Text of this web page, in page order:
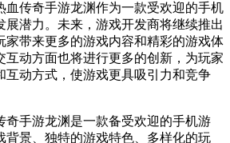
血传奇手游龙渊作为一款受欢迎的手机
展潜力。未来，游戏开发商将继续推出
家带来更多的游戏内容和精彩的游戏体
互动方面也将进行更多的创新，为玩家
互动方式，使游戏更具吸引力和竞争
手游龙渊是一款备受欢迎的手机游
背景、独特的游戏特色、多样化的玩